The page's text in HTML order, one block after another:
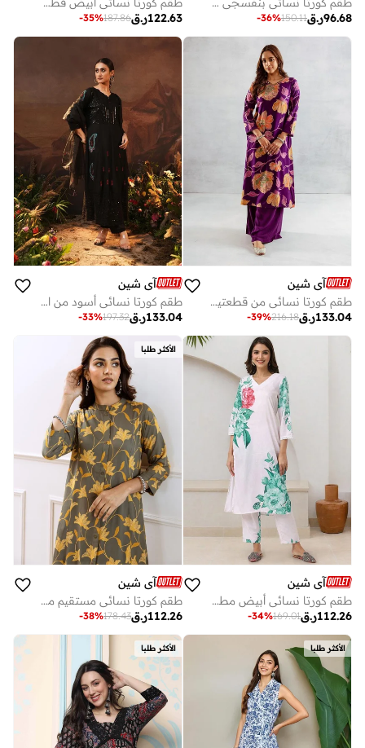
ر.ق96.68
150.11
-36%
ر.ق122.63
187.86
-35%
آي شين
طقم كورتا نسائي من قطعتين بلون بنفسجي من الرايون بطبعة، طول أسفل الساق، مع بنطلون بالازو بقصة مستقيمة
ر.ق133.04
216.18
-39%
آي شين
طقم كورتا نسائي أسود من الرايون مزين بطول أسفل الساق مع بنطلون بالازو، مقاس عادي، قطع
ر.ق133.04
197.32
-33%
آي شين
طقم كورتا نسائي أبيض مطرز بالكامل من البوليستر بنسبة % مع بنطلون بالازو مستقيم
ر.ق112.26
169.01
-34%
الأكثر طلبا
آي شين
طقم كورتا نسائي مستقيم مطرز باللون الخردلي من الرايون مع بنطلون بالازو كامل الطول
ر.ق112.26
178.43
-38%
الأكثر طلبا الأكثر طلبا